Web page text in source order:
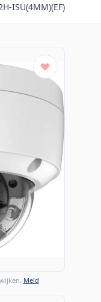
ISU(4MM)(EF)
Meld